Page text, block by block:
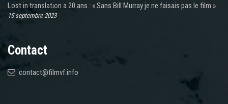
Lost in translation a 20 ans : « Sans Bill Murray je ne faisais pas le film »
15 septembre 2023
Contact
contact@filmvf.info